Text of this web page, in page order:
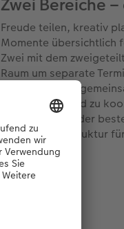
Freude teilen, kreativ
Momente übersichtlich
Zwei mit dem
Raum um separate
gleichzeitig mit
organisieren und zu
Mitbewohner oder
eine stilvolle Struktur
Lebensfreude.